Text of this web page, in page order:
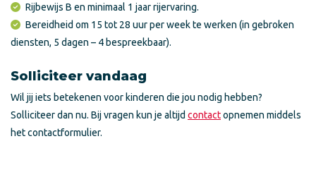
Rijbewijs B en minimaal 1 jaar rijervaring.
Bereidheid om 15 tot 28 uur per week te werken (in gebroken
diensten, 5 dagen – 4 bespreekbaar).
Solliciteer vandaag
Wil jij iets betekenen voor kinderen die jou nodig hebben?
Solliciteer dan nu. Bij vragen kun je altijd contactopnemen middels
het contactformulier.